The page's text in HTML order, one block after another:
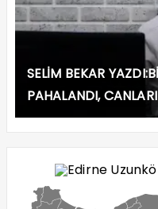
SELİM BEKAR
PAHALANDI,